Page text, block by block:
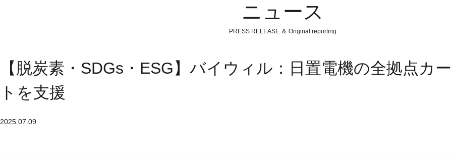
ニュース
PRESS RELEASE ＆ Original reporting
【脱炭素・SDGs・ESG】バイウィル：日置電機の全拠点カ
トを支援
2025.07.09